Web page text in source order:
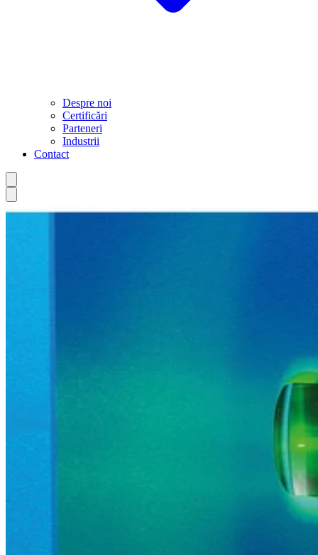
Despre noi
Certificări
Parteneri
Industrii
Contact